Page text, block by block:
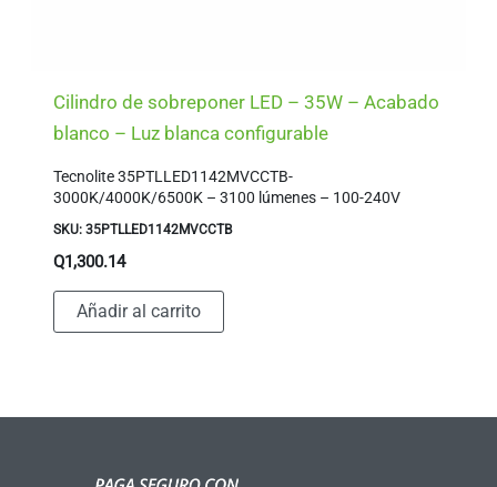
Cilindro de sobreponer LED – 35W – Acabado
blanco – Luz blanca configurable
Tecnolite 35PTLLED1142MVCCTB-
3000K/4000K/6500K – 3100 lúmenes – 100-240V
SKU: 35PTLLED1142MVCCTB
Q1,300.14
Añadir al carrito